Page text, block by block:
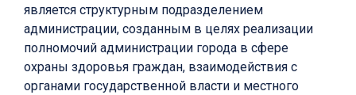
является структурным подразделением
администрации, созданным в целях реализации
полномочий администрации города в сфере
охраны здоровья граждан, взаимодействия с
органами государственной власти и местного